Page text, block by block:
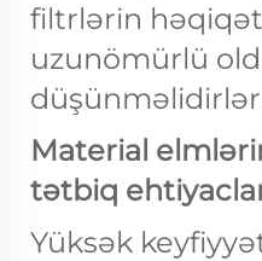
filtrlərin
uzunömürlü
Material
tətbiq
Yüksək